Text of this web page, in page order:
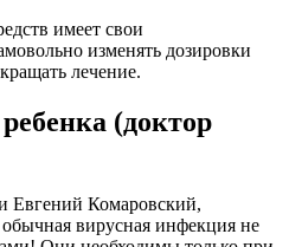
имеет свои
изменять дозировки
лечение.
(доктор
Евгений Комаровский,
вирусная инфекция не